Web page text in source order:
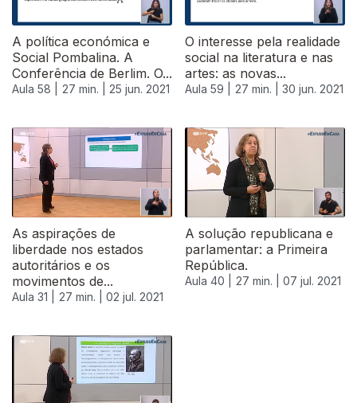
A política económica e
Social Pombalina. A
Conferência de Berlim. O...
Aula 58 | 27 min. | 25 jun. 2021
O interesse pela realidade
social na literatura e nas
artes: as novas...
Aula 59 | 27 min. | 30 jun. 2021
As aspirações de
liberdade nos estados
autoritários e os
movimentos de...
Aula 31 | 27 min. | 02 jul. 2021
A solução republicana e
parlamentar: a Primeira
República.
Aula 40 | 27 min. | 07 jul. 2021
556426